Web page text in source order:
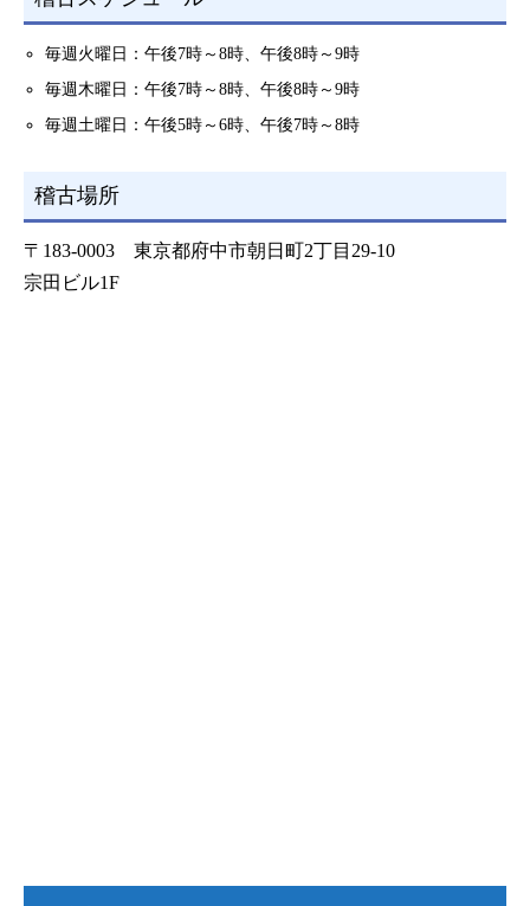
毎週火曜日：午後7時～8時、午後8時～9時
毎週木曜日：午後7時～8時、午後8時～9時
毎週土曜日：午後5時～6時、午後7時～8時
稽古場所
〒183-0003 東京都府中市朝日町2丁目29-10
宗田ビル1F